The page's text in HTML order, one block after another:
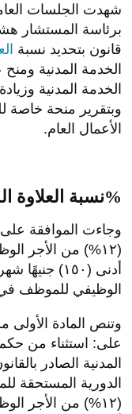
شهدت الجلسات
برئاسة المستشار
قانون بتحديد نسبة
الخدمة المدنية
الخدمة المدنية
وبتقرير منحة خاصة
الأعمال العام.
نسبة العلاوة الدورية للموظفين 12%
وجاءت الموافقة على
أدنى (١٥٠)
الوظيفي للموظف في ٢٠٢٦/٧/
وتنص المادة الأولى
على:
الدورية المستحقة